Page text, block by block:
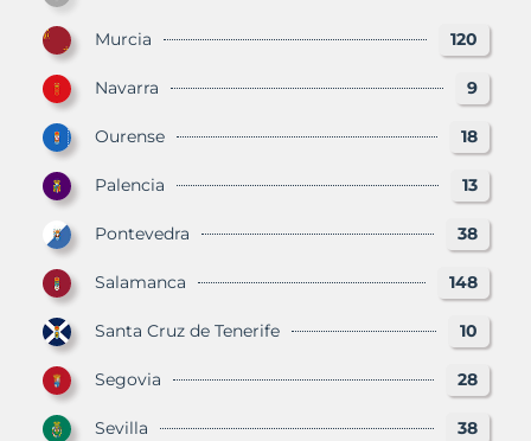
Murcia 120
Navarra 9
Ourense 18
Palencia 13
Pontevedra 38
Salamanca 148
Santa Cruz de Tenerife 10
Segovia 28
Sevilla 38